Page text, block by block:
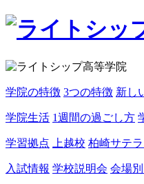
学院の特徴 3つの特徴 新し
学院生活 1週間の過ごし方
学習拠点 上越校 柏崎サテラ
入試情報 学校説明会 会場